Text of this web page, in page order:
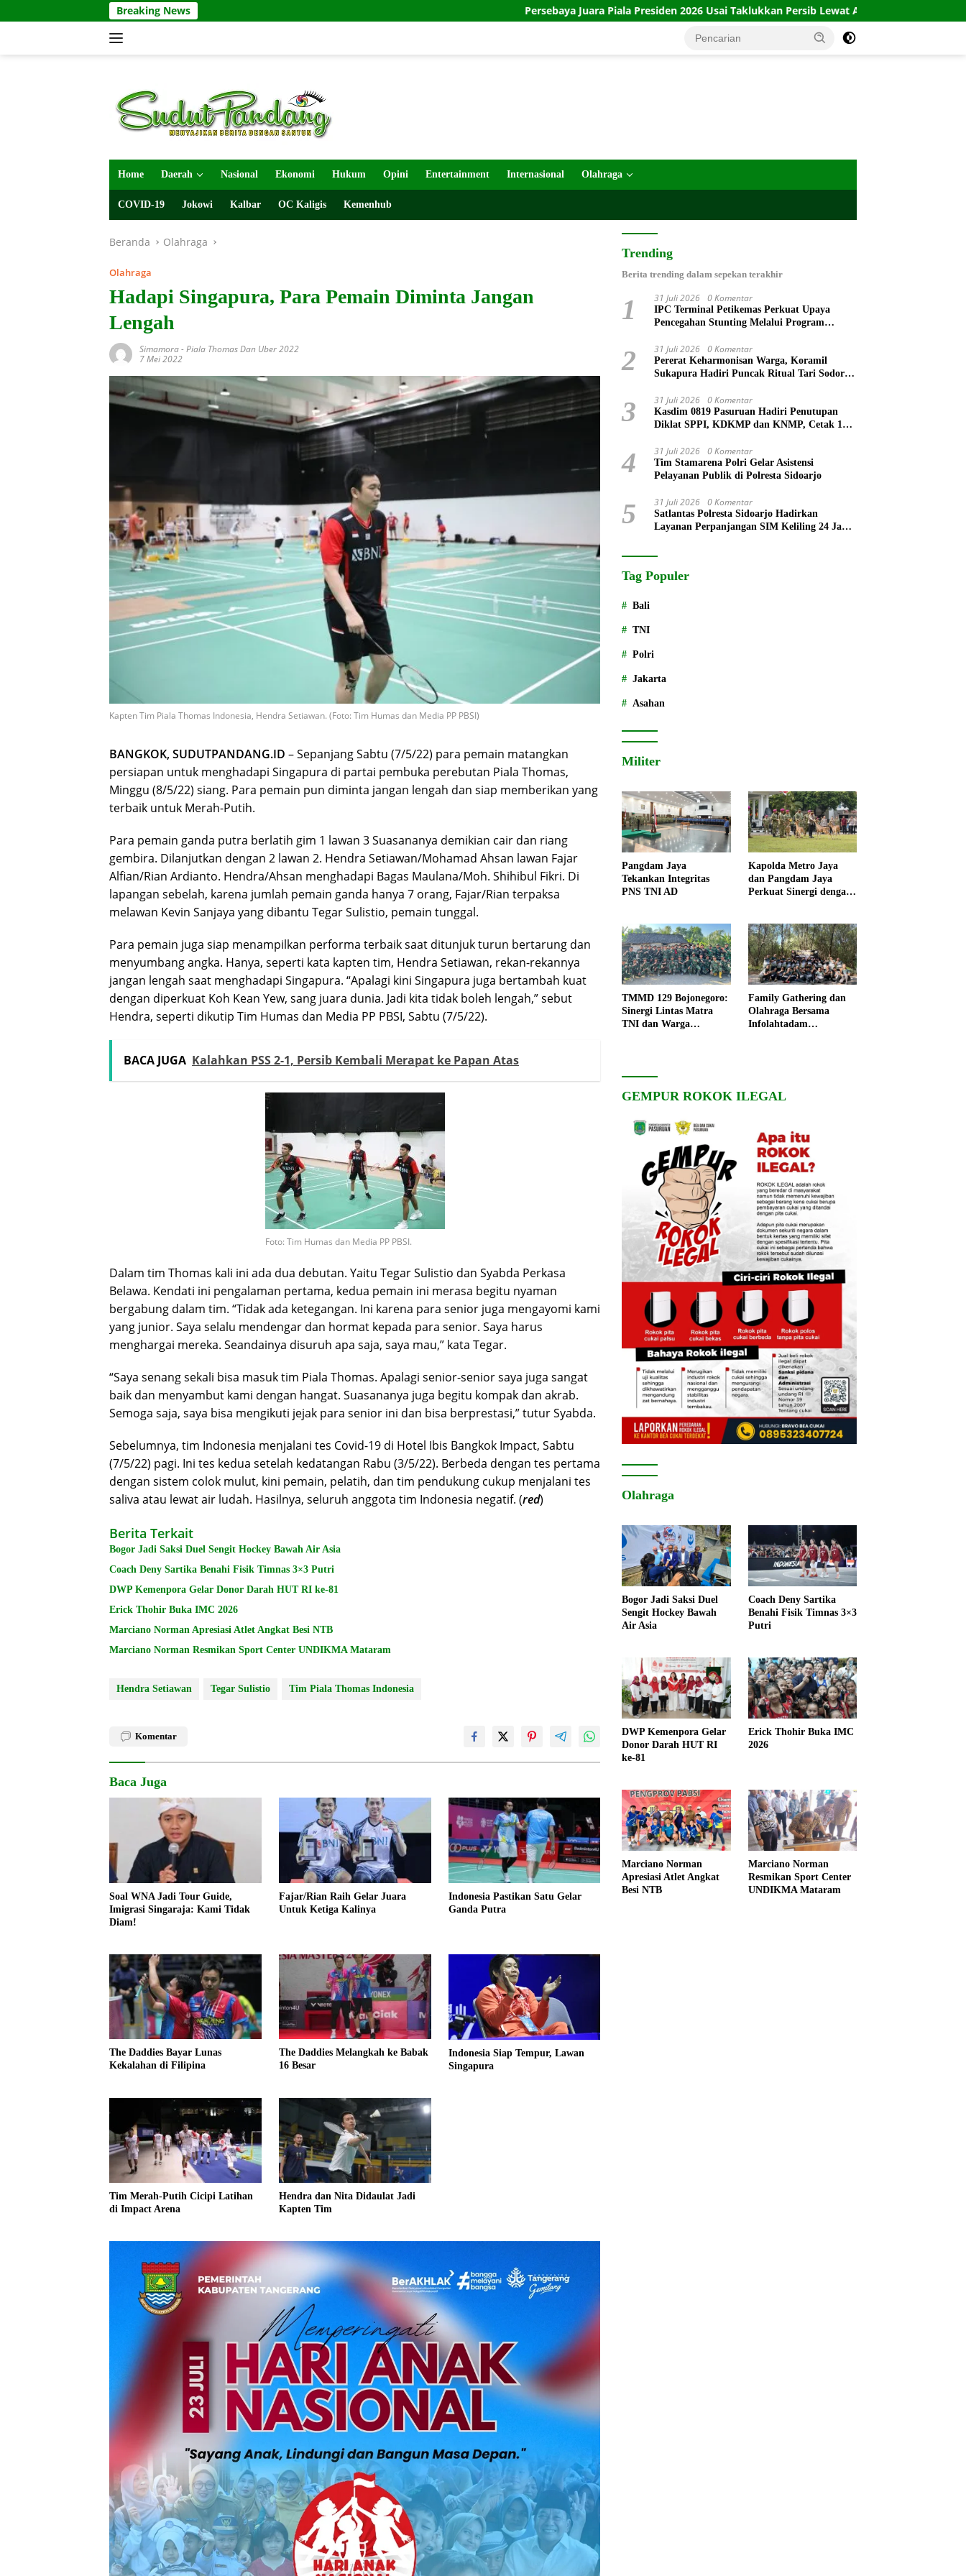
ke
Breaking News Persebaya Juara Piala Presiden 2026 Usai Taklukkan Persib Lewat Adu Penalti Babinsa Plinggisan
Home Daerah Nasional Ekonomi Hukum Opini Entertainment Internasional Olahraga
COVID-19 Jokowi Kalbar OC Kaligis Kemenhub
Beranda Olahraga
Olahraga
Hadapi Singapura, Para Pemain Diminta Jangan
Lengah
Simamora-Piala Thomas Dan Uber 2022
7 Mei 2022
Kapten Tim Piala Thomas Indonesia, Hendra Setiawan. (Foto: Tim Humas dan Media PP PBSI)
BANGKOK, SUDUTPANDANG.ID – Sepanjang Sabtu (7/5/22) para pemain matangkan
persiapan untuk menghadapi Singapura di partai pembuka perebutan Piala Thomas,
Minggu (8/5/22) siang. Para pemain pun diminta jangan lengah dan siap memberikan yang
terbaik untuk Merah-Putih.
Para pemain ganda putra berlatih gim 1 lawan 3 Suasananya demikian cair dan riang
gembira. Dilanjutkan dengan 2 lawan 2. Hendra Setiawan/Mohamad Ahsan lawan Fajar
Alfian/Rian Ardianto. Hendra/Ahsan menghadapi Bagas Maulana/Moh. Shihibul Fikri. Di
lapangan sebelah, karena jumlah pemain ganda hanya 7 orang, Fajar/Rian terpaksa
melawan Kevin Sanjaya yang dibantu Tegar Sulistio, pemain tunggal.
Para pemain juga siap menampilkan performa terbaik saat ditunjuk turun bertarung dan
menyumbang angka. Hanya, seperti kata kapten tim, Hendra Setiawan, rekan-rekannya
jangan lengah saat menghadapi Singapura. “Apalagi kini Singapura juga bertambah kuat
dengan diperkuat Koh Kean Yew, sang juara dunia. Jadi kita tidak boleh lengah,” sebut
Hendra, seperti dikutip Tim Humas dan Media PP PBSI, Sabtu (7/5/22).
BACA JUGA Kalahkan PSS 2-1, Persib Kembali Merapat ke Papan Atas
Foto: Tim Humas dan Media PP PBSI.
Dalam tim Thomas kali ini ada dua debutan. Yaitu Tegar Sulistio dan Syabda Perkasa
Belawa. Kendati ini pengalaman pertama, kedua pemain ini merasa begitu nyaman
bergabung dalam tim. “Tidak ada ketegangan. Ini karena para senior juga mengayomi kami
yang junior. Saya selalu mendengar dan hormat kepada para senior. Saya harus
menghargai mereka. Seandainya disuruh apa saja, saya mau,” kata Tegar.
“Saya senang sekali bisa masuk tim Piala Thomas. Apalagi senior-senior saya juga sangat
baik dan menyambut kami dengan hangat. Suasananya juga begitu kompak dan akrab.
Semoga saja, saya bisa mengikuti jejak para senior ini dan bisa berprestasi,” tutur Syabda.
Sebelumnya, tim Indonesia menjalani tes Covid-19 di Hotel Ibis Bangkok Impact, Sabtu
(7/5/22) pagi. Ini tes kedua setelah kedatangan Rabu (3/5/22). Berbeda dengan tes pertama
dengan sistem colok mulut, kini pemain, pelatih, dan tim pendukung cukup menjalani tes
saliva atau lewat air ludah. Hasilnya, seluruh anggota tim Indonesia negatif. (red)
Berita Terkait
Bogor Jadi Saksi Duel Sengit Hockey Bawah Air Asia
Coach Deny Sartika Benahi Fisik Timnas 3×3 Putri
DWP Kemenpora Gelar Donor Darah HUT RI ke-81
Erick Thohir Buka IMC 2026
Marciano Norman Apresiasi Atlet Angkat Besi NTB
Marciano Norman Resmikan Sport Center UNDIKMA Mataram
Hendra Setiawan Tegar Sulistio Tim Piala Thomas Indonesia
Komentar
Baca Juga
Soal WNA Jadi Tour Guide,
Imigrasi Singaraja: Kami Tidak
Diam!
Fajar/Rian Raih Gelar Juara
Untuk Ketiga Kalinya
Indonesia Pastikan Satu Gelar
Ganda Putra
The Daddies Bayar Lunas
Kekalahan di Filipina
The Daddies Melangkah ke Babak
16 Besar
Indonesia Siap Tempur, Lawan
Singapura
Tim Merah-Putih Cicipi Latihan
di Impact Arena
Hendra dan Nita Didaulat Jadi
Kapten Tim
Trending
Berita trending dalam sepekan terakhir
1 31 Juli 2026 0 Komentar
IPC Terminal Petikemas Perkuat Upaya
Pencegahan Stunting Melalui Program
2 31 Juli 2026 0 Komentar
Pererat Keharmonisan Warga, Koramil
Sukapura Hadiri Puncak Ritual Tari Sodoran
3 31 Juli 2026 0 Komentar
Kasdim 0819 Pasuruan Hadiri Penutupan
Diklat SPPI, KDKMP dan KNMP, Cetak 172
4 31 Juli 2026 0 Komentar
Tim Stamarena Polri Gelar Asistensi
Pelayanan Publik di Polresta Sidoarjo
5 31 Juli 2026 0 Komentar
Satlantas Polresta Sidoarjo Hadirkan
Layanan Perpanjangan SIM Keliling 24 Jam
Tag Populer
Bali
TNI
Polri
Jakarta
Asahan
Militer
Pangdam Jaya
Tekankan Integritas
PNS TNI AD
Kapolda Metro Jaya
dan Pangdam Jaya
Perkuat Sinergi dengan
TMMD 129 Bojonegoro:
Sinergi Lintas Matra
TNI dan Warga
Family Gathering dan
Olahraga Bersama
Infolahtadam
GEMPUR ROKOK ILEGAL
Olahraga
Bogor Jadi Saksi Duel
Sengit Hockey Bawah
Air Asia
Coach Deny Sartika
Benahi Fisik Timnas 3×3
Putri
DWP Kemenpora Gelar
Donor Darah HUT RI
ke-81
Erick Thohir Buka IMC
2026
Marciano Norman
Apresiasi Atlet Angkat
Besi NTB
Marciano Norman
Resmikan Sport Center
UNDIKMA Mataram